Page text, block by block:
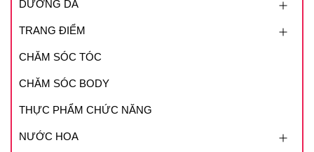
DƯỠNG DA
TRANG ĐIỂM
CHĂM SÓC TÓC
CHĂM SÓC BODY
THỰC PHẨM CHỨC NĂNG
NƯỚC HOA